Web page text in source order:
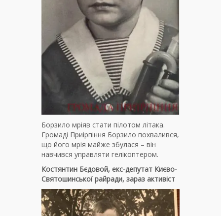
Борзило мріяв стати пілотом літака.
Громаді Приірпіння Борзило похвалився,
що його мрія майже збулася – він
навчився управляти гелікоптером.
Костянтин Бєдовой, екс-депутат Києво-
Святошинської райради, зараз активіст